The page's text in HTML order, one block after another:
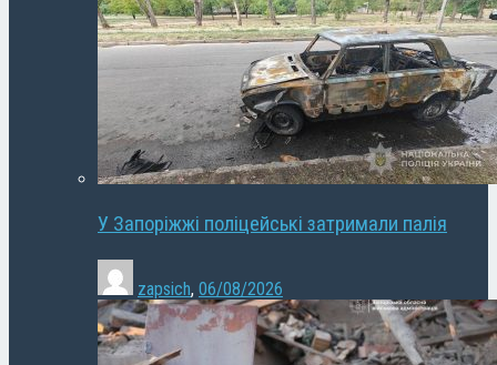
У Запоріжжі поліцейські затримали палія
zapsich, 06/08/2026